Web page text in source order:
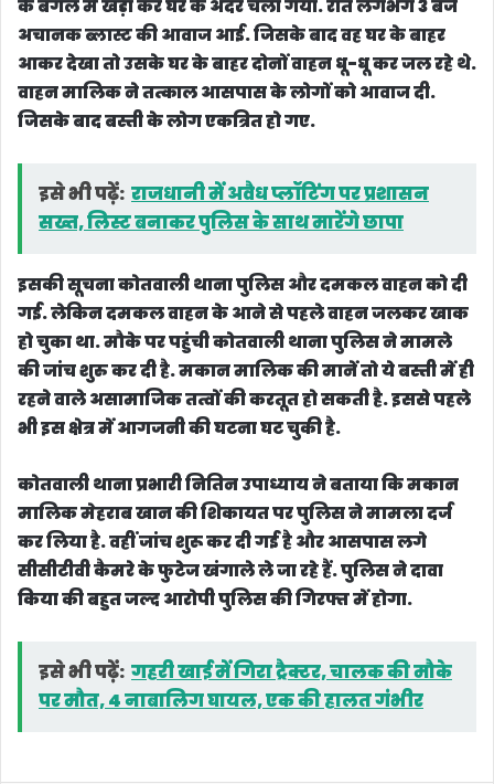
जिसके बाद बस्ती के लोग एकत्रित हो गए.
इसे भी पढ़ें: राजधानी में अवैध प्लॉटिंग पर प्रशासन
सख्त, लिस्ट बनाकर पुलिस के साथ मारेंगे छापा
इसकी सूचना कोतवाली थाना पुलिस और दमकल वाहन को दी
गई. लेकिन दमकल वाहन के आने से पहले वाहन जलकर खाक
हो चुका था. मौके पर पहुंची कोतवाली थाना पुलिस ने मामले
रहने वाले असामाजिक तत्वों की करतूत हो सकती है. इससे पहले
भी इस क्षेत्र में आगजनी की घटना घट चुकी है.
कोतवाली थाना प्रभारी नितिन उपाध्याय ने बताया कि मकान
मालिक मेहराब खान की शिकायत पर पुलिस ने मामला दर्ज
कर लिया है. वहीं जांच शुरू कर दी गई है और आसपास लगे
किया की बहुत जल्द आरोपी पुलिस की गिरफ्त में होगा.
इसे भी पढ़ें: गहरी खाई में गिरा ट्रैक्टर, चालक की मौके
पर मौत, 4 नाबालिग घायल, एक की हालत गंभीर